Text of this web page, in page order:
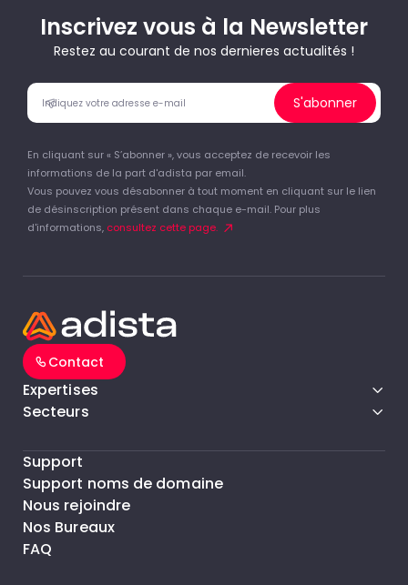
Inscrivez vous à la Newsletter
Restez au courant de nos dernieres actualités !
S'abonner
En cliquant sur « S’abonner », vous acceptez de recevoir les
informations de la part d'adista par email.
Vous pouvez vous désabonner à tout moment en cliquant sur le lien
de désinscription présent dans chaque e-mail. Pour plus
d'informations, consultez cette page.
Contact
Expertises
Secteurs
Support
Support noms de domaine
Nous rejoindre
Nos Bureaux
FAQ